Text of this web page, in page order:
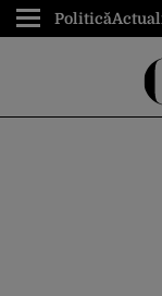
Politică